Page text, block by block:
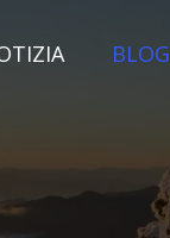
BLOG